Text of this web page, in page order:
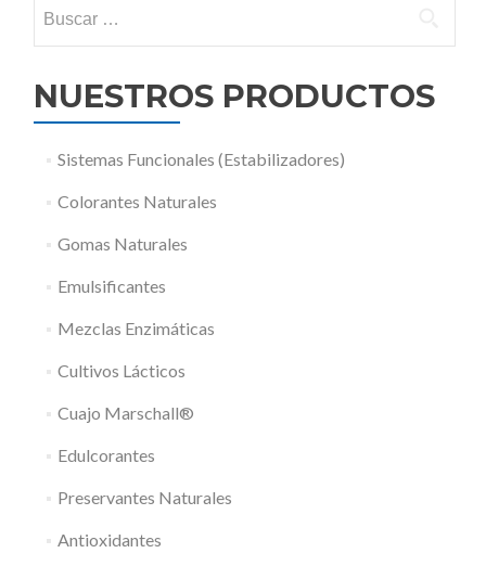
entrada
NUESTROS PRODUCTOS
Sistemas Funcionales (Estabilizadores)
Colorantes Naturales
Gomas Naturales
Emulsificantes
Mezclas Enzimáticas
Cultivos Lácticos
Cuajo Marschall®
Edulcorantes
Preservantes Naturales
Antioxidantes